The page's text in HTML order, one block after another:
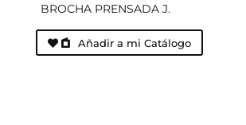
BROCHA PRENSADA J.
Añadir a mi Catálogo